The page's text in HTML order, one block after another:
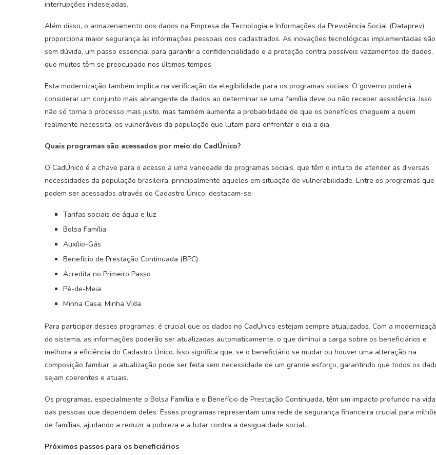
interrupções indesejadas.
Além disso, o armazenamento dos dados na Empresa de Tecnologia e Informações da Previdência Social (Dataprev)
proporciona maior segurança às informações pessoais dos cadastrados. As inovações tecnológicas implementadas são,
sem dúvida, um passo essencial para garantir a confidencialidade e a proteção contra possíveis vazamentos de dados,
que muitos têm se preocupado nos últimos tempos.
Esta modernização também implica na verificação da elegibilidade para os programas sociais. O governo poderá
considerar um conjunto mais abrangente de dados ao determinar se uma família deve ou não receber assistência. Isso
não só torna o processo mais justo, mas também aumenta a probabilidade de que os benefícios cheguem a quem
realmente necessita, os vulneráveis da população que lutam para enfrentar o dia a dia.
Quais programas são acessados por meio do CadÚnico?
O CadÚnico é a chave para o acesso a uma variedade de programas sociais, que têm o intuito de atender as diversas
necessidades da população brasileira, principalmente aqueles em situação de vulnerabilidade. Entre os programas que
podem ser acessados através do Cadastro Único, destacam-se:
Tarifas sociais de água e luz
Bolsa Família
Auxílio-Gás
Benefício de Prestação Continuada (BPC)
Acredita no Primeiro Passo
Pé-de-Meia
Minha Casa, Minha Vida
Para participar desses programas, é crucial que os dados no CadÚnico estejam sempre atualizados. Com a
do sistema, as informações poderão ser atualizadas automaticamente, o que diminui a carga sobre os beneficiários e
melhora a eficiência do Cadastro Único. Isso significa que, se o beneficiário se mudar ou houver uma alteração na
composição familiar, a atualização pode ser feita sem necessidade de um grande esforço, garantindo que todos os
sejam coerentes e atuais.
Os programas, especialmente o Bolsa Família e o Benefício de Prestação Continuada, têm um impacto profundo na vida
das pessoas que dependem deles. Esses programas representam uma rede de segurança financeira crucial para
de famílias, ajudando a reduzir a pobreza e a lutar contra a desigualdade social.
Próximos passos para os beneficiários